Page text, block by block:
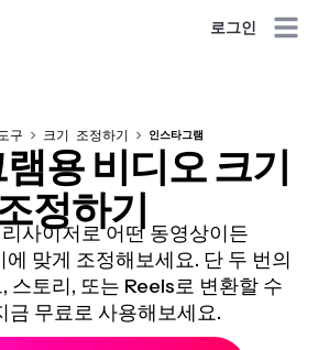
로그인
도구 크기 조정하기 인스타그램
용 비디오 크기
정하기
사이저로 어떤 동영상이든
맞게 조정해보세요. 단 두 번의
스토리, 또는 Reels로 변환할 수
금 무료로 사용해보세요.